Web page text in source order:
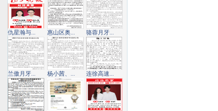
仇星瀚与... 惠山区奥... 骆蓉月牙...
兰傲月牙... 杨小茜、... 连徐高速...